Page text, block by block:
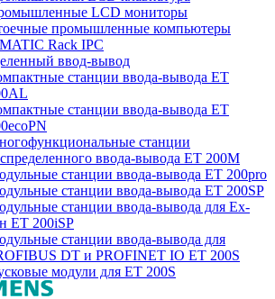
LCD мониторы
промышленные компьютеры
Rack IPC
ввод-вывод
станции ввода-вывода ET
станции ввода-вывода ET
станции
ввода-вывода ET 200M
станции ввода-вывода ET 200pro
станции ввода-вывода ET 200SP
станции ввода-вывода для Ex-
ET 200iSP
станции ввода-вывода для
DT и PROFINET IO ET 200S
модули для ET 200S